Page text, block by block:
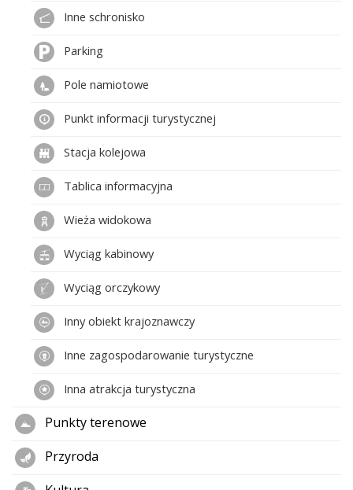
Inne schronisko
Parking
Pole namiotowe
Punkt informacji turystycznej
Stacja kolejowa
Tablica informacyjna
Wieża widokowa
Wyciąg kabinowy
Wyciąg orczykowy
Inny obiekt krajoznawczy
Inne zagospodarowanie turystyczne
Inna atrakcja turystyczna
Punkty terenowe
Przyroda